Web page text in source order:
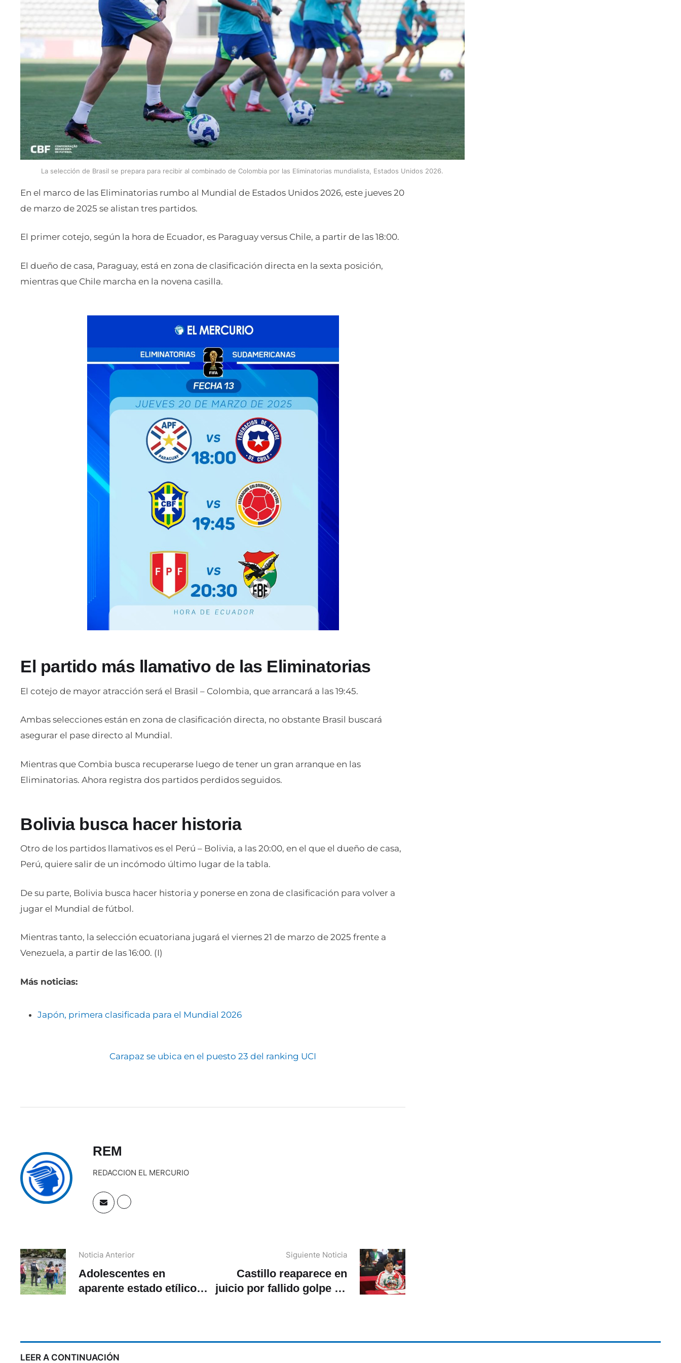
La selección de Brasil se prepara para recibir al combinado de Colombia por las Eliminatorias mundialista, Estados Unidos 2026.
En el marco de las Eliminatorias rumbo al Mundial de Estados Unidos 2026, este jueves 20
de marzo de 2025 se alistan tres partidos.
El primer cotejo, según la hora de Ecuador, es Paraguay versus Chile, a partir de las 18:00.
El dueño de casa, Paraguay, está en zona de clasificación directa en la sexta posición,
mientras que Chile marcha en la novena casilla.
El partido más llamativo de las Eliminatorias
El cotejo de mayor atracción será el Brasil – Colombia, que arrancará a las 19:45.
Ambas selecciones están en zona de clasificación directa, no obstante Brasil buscará
asegurar el pase directo al Mundial.
Mientras que Combia busca recuperarse luego de tener un gran arranque en las
Eliminatorias. Ahora registra dos partidos perdidos seguidos.
Bolivia busca hacer historia
Otro de los partidos llamativos es el Perú – Bolivia, a las 20:00, en el que el dueño de casa,
Perú, quiere salir de un incómodo último lugar de la tabla.
De su parte, Bolivia busca hacer historia y ponerse en zona de clasificación para volver a
jugar el Mundial de fútbol.
Mientras tanto, la selección ecuatoriana jugará el viernes 21 de marzo de 2025 frente a
Venezuela, a partir de las 16:00. (I)
Más noticias:
Japón, primera clasificada para el Mundial 2026
Carapaz se ubica en el puesto 23 del ranking UCI
REM
REDACCION EL MERCURIO
Noticia Anterior
Adolescentes en
aparente estado etílico
Siguiente Noticia
Castillo reaparece en
juicio por fallido golpe de
LEER A CONTINUACIÓN